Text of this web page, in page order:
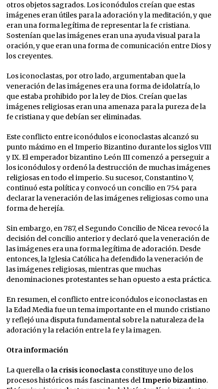
otros objetos sagrados. Los iconódulos creían que estas
imágenes eran útiles para la adoración y la meditación, y que
eran una forma legítima de representar la fe cristiana.
Sostenían que las imágenes eran una ayuda visual para la
oración, y que eran una forma de comunicación entre Dios y
los creyentes.
Los iconoclastas, por otro lado, argumentaban que la
veneración de las imágenes era una forma de idolatría, lo
que estaba prohibido por la ley de Dios. Creían que las
imágenes religiosas eran una amenaza para la pureza de la
fe cristiana y que debían ser eliminadas.
Este conflicto entre iconódulos e iconoclastas alcanzó su
punto máximo en el Imperio Bizantino durante los siglos VIII
y IX. El emperador bizantino León III comenzó a perseguir a
los iconódulos y ordenó la destrucción de muchas imágenes
religiosas en todo el imperio. Su sucesor, Constantino V,
continuó esta política y convocó un concilio en 754 para
declarar la veneración de las imágenes religiosas como una
forma de herejía.
Sin embargo, en 787, el Segundo Concilio de Nicea revocó la
decisión del concilio anterior y declaró que la veneración de
las imágenes era una forma legítima de adoración. Desde
entonces, la Iglesia Católica ha defendido la veneración de
las imágenes religiosas, mientras que muchas
denominaciones protestantes se han opuesto a esta práctica.
En resumen, el conflicto entre iconódulos e iconoclastas en
la Edad Media fue un tema importante en el mundo cristiano
y reflejó una disputa fundamental sobre la naturaleza de la
adoración y la relación entre la fe y la imagen.
Otra información
La querella ola crisis iconoclasta constituye uno de los
procesos históricos más fascinantes delImperio bizantino.